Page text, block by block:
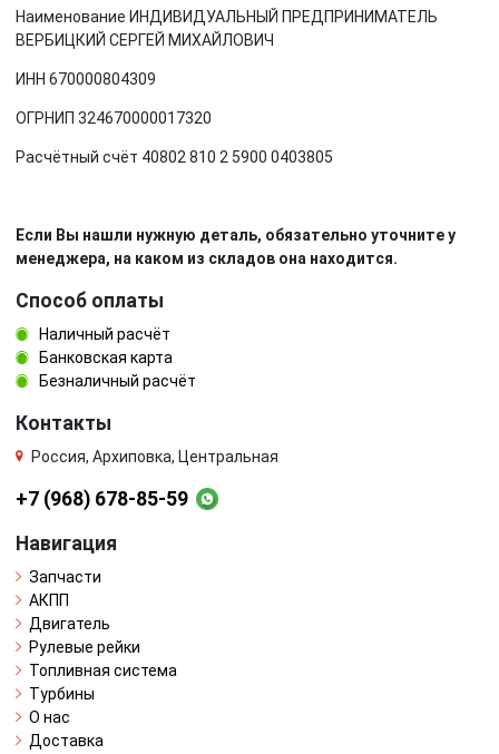
Volvo
Наименование ИНДИВИДУАЛЬНЫЙ ПРЕДПРИНИМАТЕЛЬ
ВЕРБИЦКИЙ СЕРГЕЙ МИХАЙЛОВИЧ
ИНН 670000804309
ОГРНИП 324670000017320
Расчётный счёт 40802 810 2 5900 0403805
Если Вы нашли нужную деталь, обязательно уточните у
менеджера, на каком из складов она находится.
Способ оплаты
Наличный расчёт
Банковская карта
Безналичный расчёт
Контакты
Россия, Архиповка, Центральная
+7 (968) 678-85-59
Навигация
Запчасти
АКПП
Двигатель
Рулевые рейки
Топливная система
Турбины
О нас
Доставка